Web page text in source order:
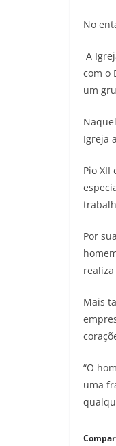
No
A
com o
um
Igreja
Pio
Por
realiza
Mais
“O
uma